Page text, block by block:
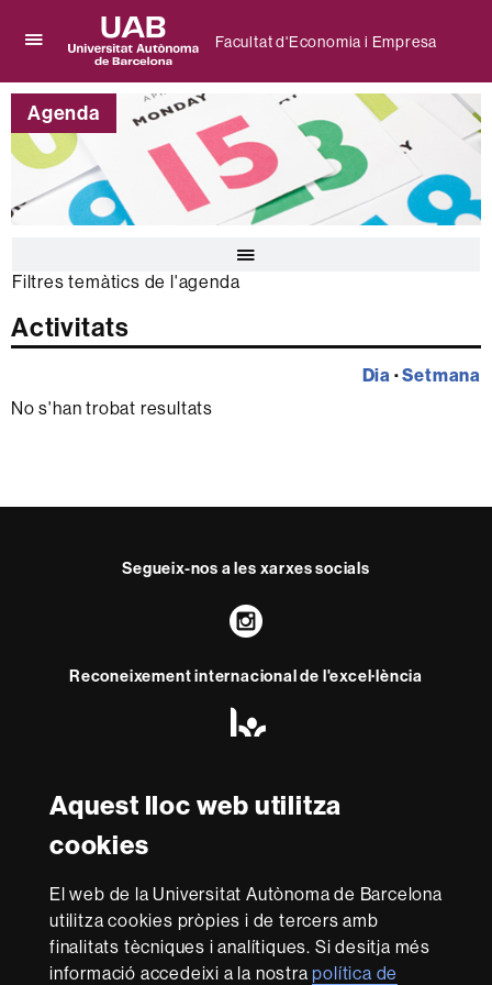
Aquest lloc web utilitza
cookies
El web de la Universitat Autònoma de Barcelona
utilitza cookies pròpies i de tercers amb
finalitats tècniques i analítiques. Si desitja més
informació accedeixi a la nostrapolítica de
per
desplegar
el
menú
de
Facultat
d'Economia
Universitat
Autònoma
de
Barcelona
Facultat d'Economia i Empresa
Agenda
Prem
Filtres temàtics de l'agenda
Activitats
Dia ·Setmana
No s'han trobat resultats
Segueix-nos a les xarxes socials
Instagram
Reconeixement internacional de l'excel·lència
-
Euraxess
Amb el finançament de
Sobre
aquest
web
Avís legal Protecció de dades Sobre el